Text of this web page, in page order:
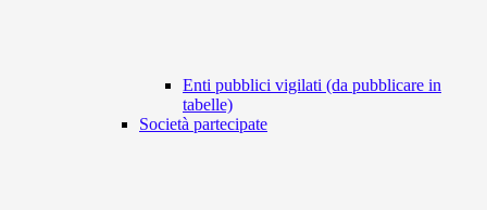
Enti pubblici vigilati (da pubblicare in
tabelle)
Società partecipate